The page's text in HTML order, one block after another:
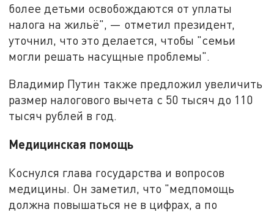
более детьми освобождаются от уплаты
налога на жильё", — отметил президент,
уточнил, что это делается, чтобы "семьи
могли решать насущные проблемы".
Владимир Путин также предложил увеличить
размер налогового вычета с 50 тысяч до 110
тысяч рублей в год.
Медицинская помощь
Коснулся глава государства и вопросов
медицины. Он заметил, что "медпомощь
должна повышаться не в цифрах, а по